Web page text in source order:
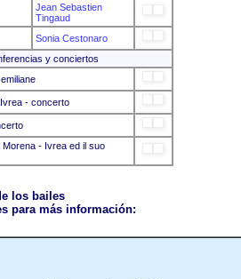
Jean Sebastien
Tingaud
Sonia Cestonaro
y conciertos
- concerto
- Ivrea ed il suo
los bailes
para más información: